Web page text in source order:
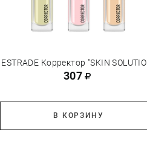
ESTRADE Корректор "SKIN
307
В КОРЗИНУ